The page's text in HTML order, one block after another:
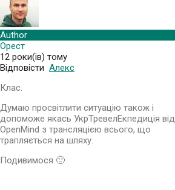
Author
Орест
12 роки(ів) тому
Відповісти Алекс
Клас.
Думаю просвітлити ситуацію також і
допоможе якась УкрТревелЕкпедиція від
OpenMind з трансляцією всього, що
трапляється на шляху.
Подивимося 🙂